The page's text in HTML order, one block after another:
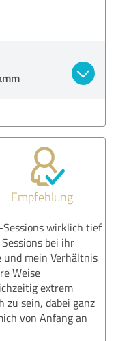
Empfehlung
wirklich tief
bei ihr
mein Verhältnis
Weise
extrem
zu sein, dabei ganz
von Anfang an